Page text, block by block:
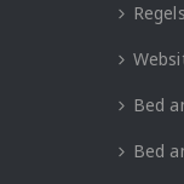
Bed
Bed